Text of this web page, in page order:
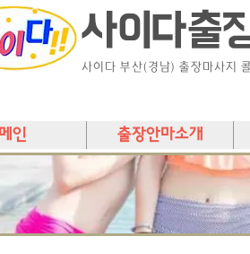
사이다출
사이다 부산(경남) 출장마사지
메인 출장안마소개